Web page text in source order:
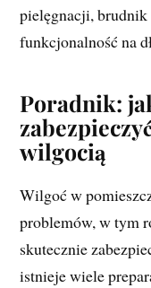
pielęgnacji, brudnik
funkcjonalność na
Poradnik:
wilgocią
Wilgoć w
problemów, w tym
skutecznie
istnieje wiele